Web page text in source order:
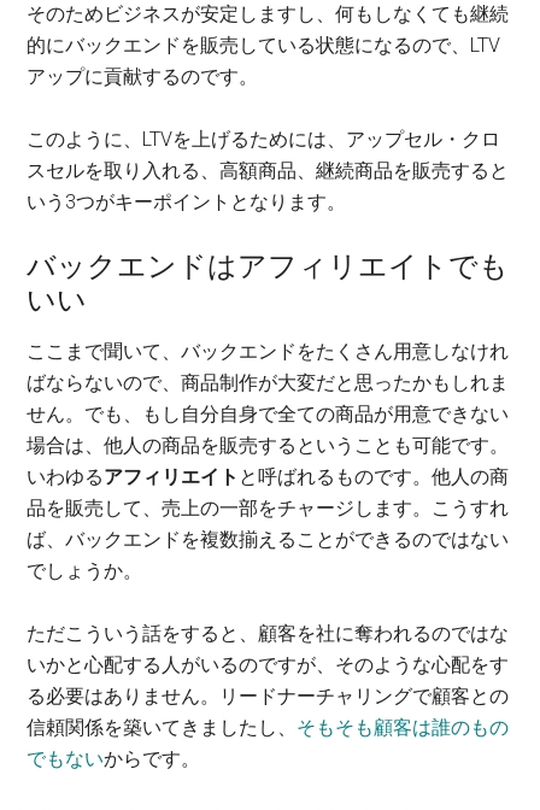
そのためビジネスが安定しますし、何もしなくても継続
的にバックエンドを販売している状態になるので、LTV
アップに貢献するのです。
このように、LTVを上げるためには、アップセル・クロ
スセルを取り入れる、高額商品、継続商品を販売すると
いう3つがキーポイントとなります。
バックエンドはアフィリエイトでも
いい
ここまで聞いて、バックエンドをたくさん用意しなけれ
ばならないので、商品制作が大変だと思ったかもしれま
せん。でも、もし自分自身で全ての商品が用意できない
場合は、他人の商品を販売するということも可能です。
いわゆるアフィリエイト と呼ばれるものです。他人の商
品を販売して、売上の一部をチャージします。こうすれ
ば、バックエンドを複数揃えることができるのではない
でしょうか。
ただこういう話をすると、顧客を社に奪われるのではな
いかと心配する人がいるのですが、そのような心配をす
る必要はありません。リードナーチャリングで顧客との
信頼関係を築いてきましたし、 そもそも顧客は誰のもの
でもないからです。